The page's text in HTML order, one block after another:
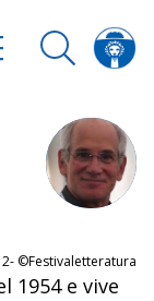
©Festivaletteratura
1954 e vive